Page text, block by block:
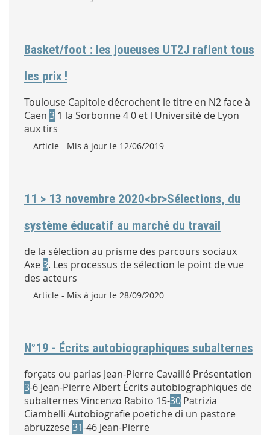
Basket/foot : les joueuses UT2J raflent tous
les prix !
Toulouse Capitole décrochent le titre en N2 face à
Caen 3 1 la Sorbonne 4 0 et l Université de Lyon
aux tirs
Type :
Article - Mis à jour le 12/06/2019
11 > 13 novembre 2020<br>Sélections, du
système éducatif au marché du travail
de la sélection au prisme des parcours sociaux
Axe3. Les processus de sélection le point de vue
des acteurs
Type :
Article - Mis à jour le 28/09/2020
N°19 - Écrits autobiographiques subalternes
forçats ou parias Jean-Pierre Cavaillé Présentation
3-6 Jean-Pierre Albert Écrits autobiographiques de
subalternes Vincenzo Rabito 15-30 Patrizia
Ciambelli Autobiografie poetiche di un pastore
abruzzese31-46 Jean-Pierre